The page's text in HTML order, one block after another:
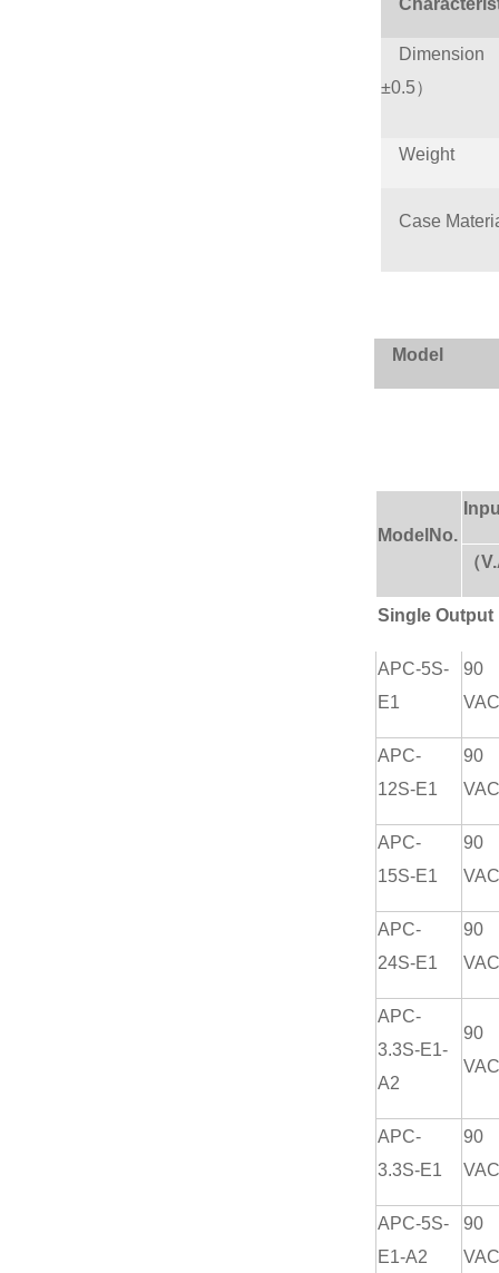
Dimension
±0.5）
Weight
Case
Model
ModelNo.
（
Single Output
APC-5S-
E1
90
APC-
12S-E1
90
APC-
15S-E1
90
APC-
24S-E1
90
APC-
3.3S-E1-
A2
90
APC-
3.3S-E1
90
APC-5S-
E1-A2
90